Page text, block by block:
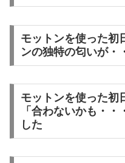
モットンを使った初
ンの独特の匂いが・
モットンを使った初
「合わないかも・
した